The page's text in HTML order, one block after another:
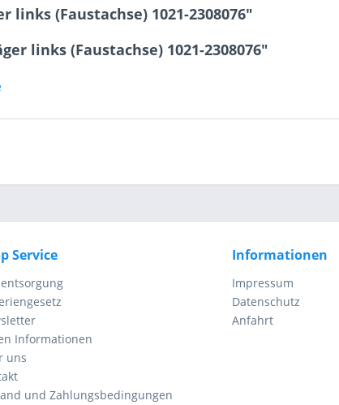
(Faustachse) 1021-2308076"
links (Faustachse) 1021-2308076"
Service
Informationen
uns
und Zahlungsbedingungen
Informationen
Impressum
Datenschutz
Anfahrt